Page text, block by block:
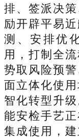
排、签派决
励开辟平易
测、安排优
用，打制全
势取风险预
面立体化使
智化转型升
能安检手艺
集成使用，